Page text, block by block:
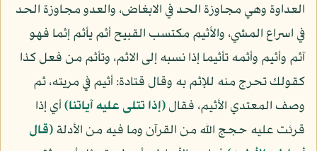
العداوة وهي مجاوزة الحد في الابغاض، والعدو مجاوزة الحد
في اسراع المشي، والأثيم مكتسب القبيح أثم يأثم إثما فهو
آثم وأثيم وأثمه تأثيما إذا نسبه إلى الاثم، وتأثم من فعل كذا
كقولك تحرج منه للإثم به وقال قتادة: أثيم في مريته، ثم
وصف المعتدي الأثيم، فقال(إذا تتلى عليه آياتنا)أي إذا
قرئت عليه حجج الله من القرآن وما فيه من الأدلة(قال